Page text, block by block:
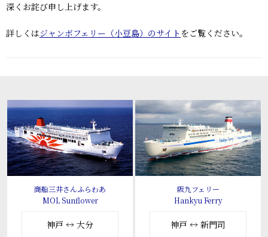
深くお詫び申し上げます。
詳しくはジャンボフェリー（小豆島）のサイト をご覧ください。
商船三井さんふらわあ
MOL Sunflower
神戸 ↔ 大分
阪九フェリー
Hankyu Ferry
神戸 ↔ 新門司